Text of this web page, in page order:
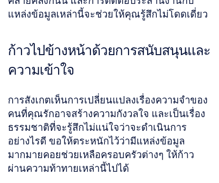
แหล่งข้อมูลเหล่านี้จะช่วยให้คุณรู้สึกไม่โดดเดี่ยว
ก้าวไปข้างหน้าด้วยการสนับสนุนและ
ความเข้าใจ
การสังเกตเห็นการเปลี่ยนแปลงเรื่องความจำของ
คนที่คุณรักอาจสร้างความกังวลใจ และเป็นเรื่อง
ธรรมชาติที่จะรู้สึกไม่แน่ใจว่าจะดำเนินการ
อย่างไรดี ขอให้ตระหนักไว้ว่ามีแหล่งข้อมูล
มากมายคอยช่วยเหลือครอบครัวต่างๆ ให้ก้าว
ผ่านความท้าทายเหล่านี้ไปได้